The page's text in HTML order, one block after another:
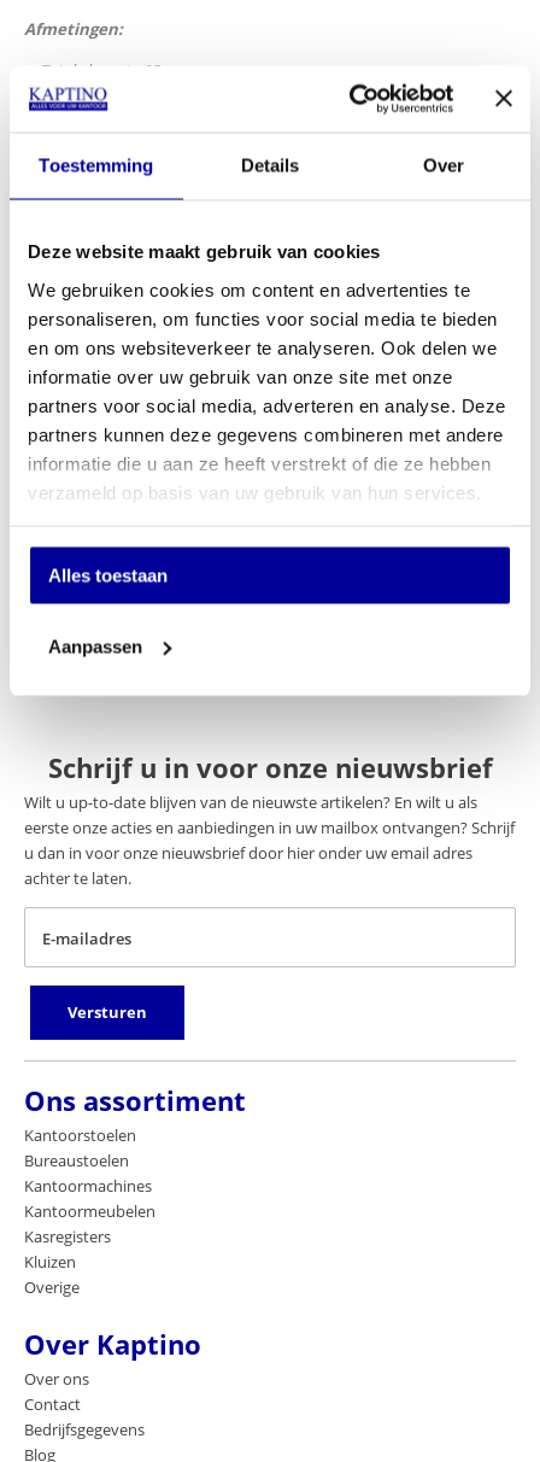
Toestemming Details Over
Deze website maakt gebruik van cookies
We gebruiken cookies om content en advertenties te
personaliseren, om functies voor social media te bieden
en om ons websiteverkeer te analyseren. Ook delen we
informatie over uw gebruik van onze site met onze
partners voor social media, adverteren en analyse. Deze
partners kunnen deze gegevens combineren met andere
informatie die u aan ze heeft verstrekt of die ze hebben
verzameld op basis van uw gebruik van hun services.
Alles toestaan
Aanpassen
Afmetingen:
Totale hoogte 85 cm
Totale breedte 59 cm
#eetkamerstoelvintage #eetkamerstoelbauhaus
#sledestoelbauhaus #eetkamerstoelfrancesca #thonet
#eetkamerstoelthonet #sledestoelthonet #thonets64
INCL BTW: 229,00
In mijn winkelwagen
Offerte aanvragen
Op verlanglijstje
Specificaties
Merk
Keuze stoffering Webbing
Schrijf u in voor onze nieuwsbrief
Wilt u up-to-date blijven van de nieuwste artikelen? En wilt u als
eerste onze acties en aanbiedingen in uw mailbox ontvangen? Schrijf
u dan in voor onze nieuwsbrief door hier onder uw email adres
achter te laten.
E-mailadres
Versturen
Ons assortiment
Kantoorstoelen
Bureaustoelen
Kantoormachines
Kantoormeubelen
Kasregisters
Kluizen
Overige
Over Kaptino
Over ons
Contact
Bedrijfsgegevens
Blog